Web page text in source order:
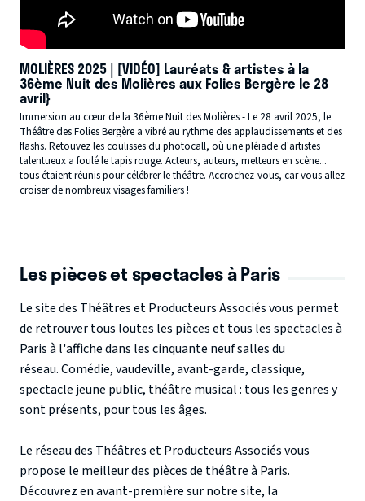
MOLIÈRES 2025 | [VIDÉO] Lauréats & artistes à la
36ème Nuit des Molières aux Folies Bergère le 28
avril}
Immersion au cœur de la 36ème Nuit des Molières - Le 28 avril 2025, le
Théâtre des Folies Bergère a vibré au rythme des applaudissements et des
flashs. Retouvez les coulisses du photocall, où une pléiade d'artistes
talentueux a foulé le tapis rouge. Acteurs, auteurs, metteurs en scène...
tous étaient réunis pour célébrer le théâtre. Accrochez-vous, car vous allez
croiser de nombreux visages familiers !
Les pièces et spectacles à Paris
Le site des Théâtres et Producteurs Associés vous permet
de retrouvertous loutes les pièces et tous les spectacles à
Paris à l'affiche dans les cinquante neuf salles du
réseau.Comédie, vaudeville, avant-garde, classique,
spectacle jeune public, théâtre musical : tous les genres y
sont présents, pour tous les âges.
Le réseau des Théâtres et Producteurs Associés vous
propose le meilleur des pièces de théâtre à Paris.
Découvrez en avant-première sur notre site, la